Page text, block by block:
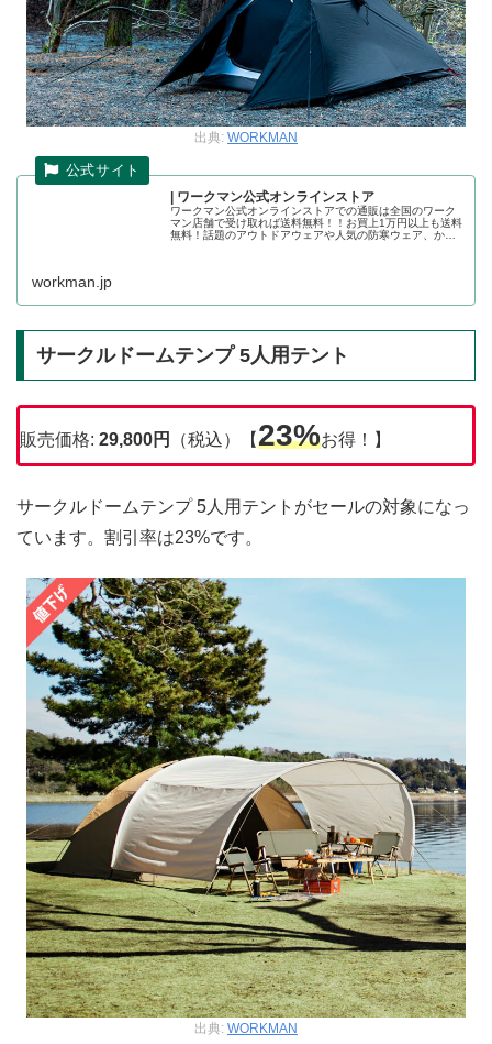
出典: WORKMAN
| ワークマン公式オンラインストア
ワークマン公式オンラインストアでの通販は全国のワーク
マン店舗で受け取れば送料無料！！お買上1万円以上も送料
無料！話題のアウトドアウェアや人気の防寒ウェア、かっ
workman.jp
サークルドームテンプ 5人用テント
販売価格: 29,800円 （税込）【23%お得！】
サークルドームテンプ 5人用テントがセールの対象になっ
ています。割引率は23%です。
出典: WORKMAN